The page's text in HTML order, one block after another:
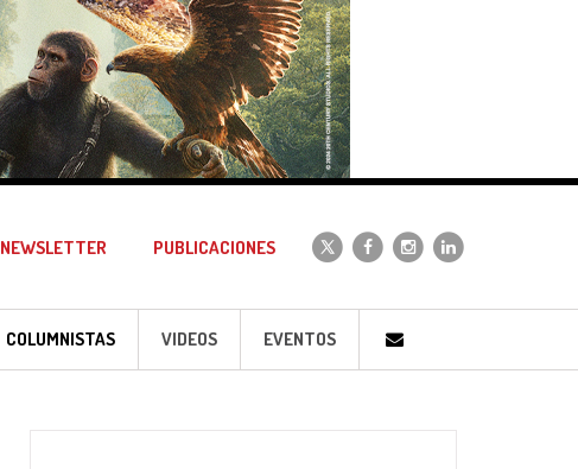
NEWSLETTER PUBLICACIONES
COLUMNISTAS VIDEOS EVENTOS